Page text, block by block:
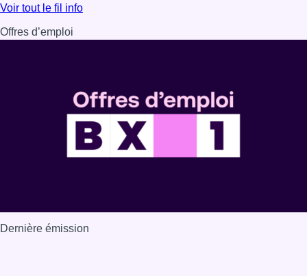
Lire l'article Dernier kilomètre : comment rendre les
Voir tout le fil info
Offres d’emploi
Dernière émission